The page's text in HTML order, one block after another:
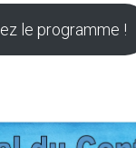
le programme !